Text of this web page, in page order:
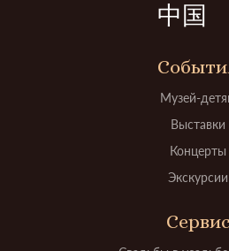
中国
Музей-
Выставки
Концерты
Экскурсии
Сервис